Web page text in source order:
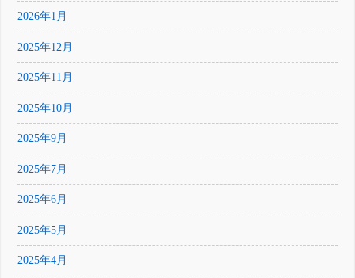
2026年1月
2025年12月
2025年11月
2025年10月
2025年9月
2025年7月
2025年6月
2025年5月
2025年4月